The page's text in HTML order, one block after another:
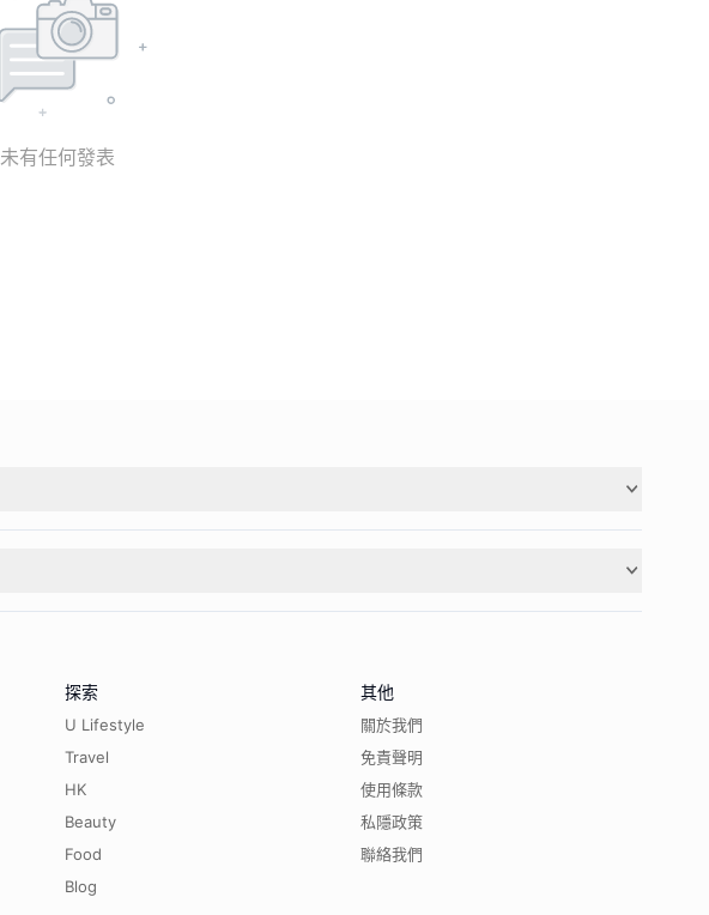
未有任何發表
探索
U Lifestyle
Travel
HK
Beauty
Food
Blog
其他
關於我們
免責聲明
使用條款
私隱政策
聯絡我們